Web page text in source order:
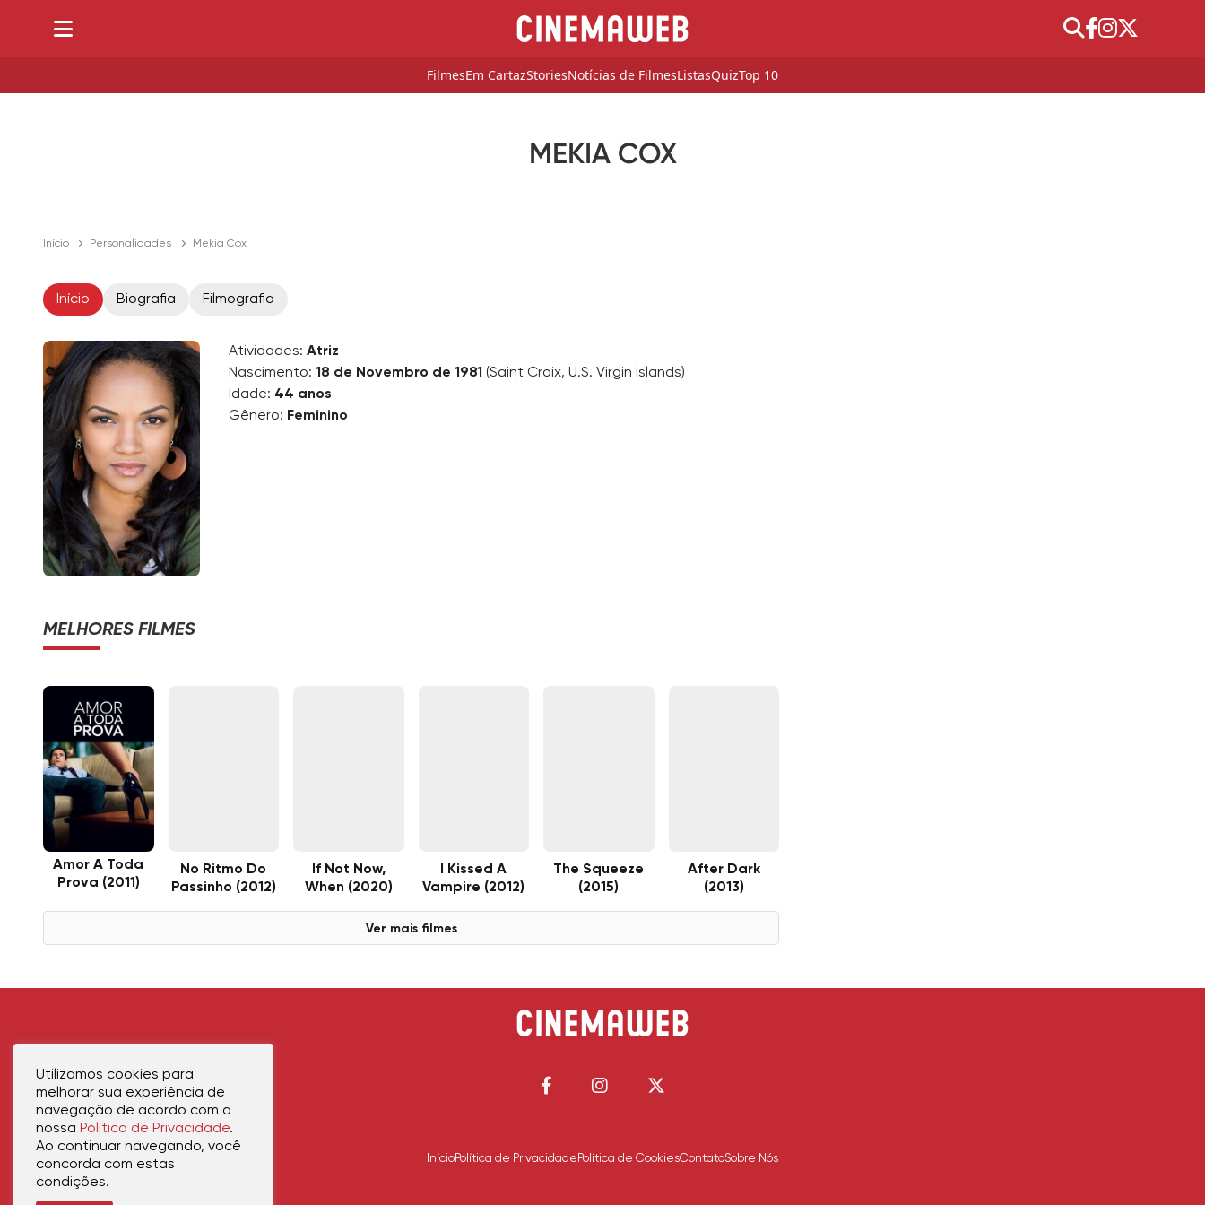
FilmesEm CartazStoriesNotícias de FilmesListasQuizTop 10
MEKIA COX
Início Personalidades Mekia Cox
Início Biografia Filmografia
Atividades: Atriz
Nascimento: 18 de Novembro de 1981 (Saint Croix, U.S. Virgin Islands)
Idade: 44 anos
Gênero: Feminino
MELHORES FILMES
Amor A Toda
Prova (2011)
No Ritmo Do
Passinho (2012)
If Not Now,
When (2020)
I Kissed A
Vampire (2012)
The Squeeze
(2015)
After Dark
(2013)
Ver mais filmes
InícioPolítica de Privacidade Política de CookiesContatoSobre Nós
Utilizamos cookies para
melhorar sua experiência de
navegação de acordo com a
nossa Política de Privacidade.
Ao continuar navegando, você
concorda com estas
condições.